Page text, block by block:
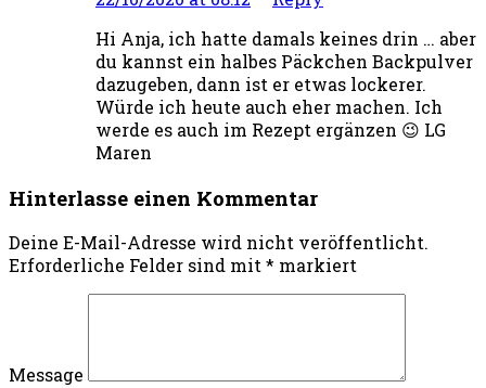
Hi Anja, ich hatte damals keines drin … aber
du kannst ein halbes Päckchen Backpulver
dazugeben, dann ist er etwas lockerer.
Würde ich heute auch eher machen. Ich
werde es auch im Rezept ergänzen 😉 LG
Maren
Hinterlasse einen Kommentar
Deine E-Mail-Adresse wird nicht veröffentlicht.
Erforderliche Felder sind mit* markiert
Message